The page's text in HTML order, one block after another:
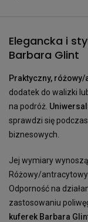
Elegancka i
Barbara Glint
Praktyczny,
dodatek do walizki
na podróż.
sprawdzi się
biznesowych.
Jej wymiary
Różowy/antracytowy
Odporność na
zastosowaniu
kuferek Barbara